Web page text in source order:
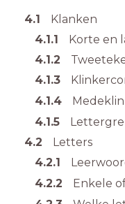
4.1
Klanken
4.1.1
Korte en
4.1.2
4.1.3
4.1.4
4.1.5
4.2
Letters
4.2.1
4.2.2
Enkele